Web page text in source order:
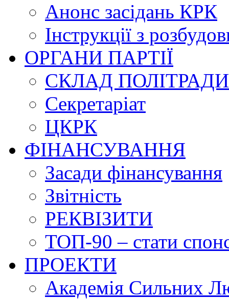
Анонс засідань КРК
Інструкції з
ОРГАНИ ПАРТІЇ
СКЛАД ПОЛІТРАДИ
Секретаріат
ЦКРК
ФІНАНСУВАННЯ
Засади фінансування
Звітність
РЕКВІЗИТИ
ТОП-90 – стати
ПРОЕКТИ
Академія Сильних